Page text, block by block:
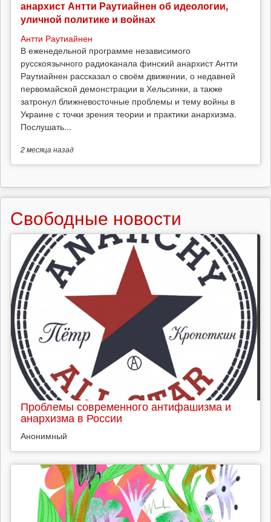
анархист Антти Раутиайнен об идеологии,
уличной политике и войнах
Антти Раутиайнен
В еженедельной программе независимого
русскоязычного радиоканала финский анархист Антти
Раутиайнен рассказал о своём движении, о недавней
первомайской демонстрации в Хельсинки, а также
затронул ближневосточные проблемы и тему войны в
Украине с точки зрения теории и практики анархизма.
Послушать...
2 месяца назад
Свободные новости
Проблемы современного антифашизма и
анархизма в России
Анонимный